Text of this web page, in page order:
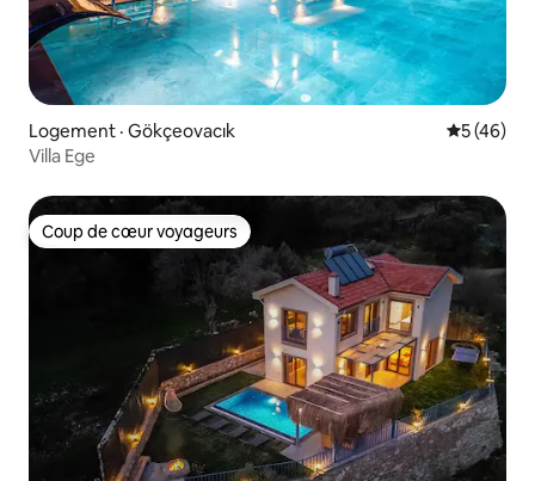
Logement · Gökçeovacık Note
5 (46)
Villa Ege
Coup de cœur voyageurs
Coup de cœur voyageurs